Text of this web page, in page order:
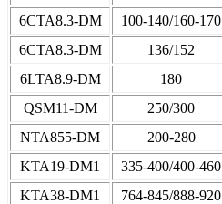
6CTA8.3-DM
100-140/160-170
6CTA8.3-DM
136/152
6LTA8.9-DM
180
QSM11-DM
250/300
NTA855-DM
200-280
KTA19-DM1
335-400/400-460
KTA38-DM1
764-845/888-920